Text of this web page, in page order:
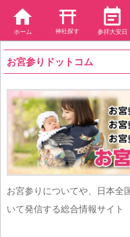
ホーム 神社探す 参拝大安日
お宮参りドットコム
お宮参りについてや、日本全
いて発信する総合情報サイト